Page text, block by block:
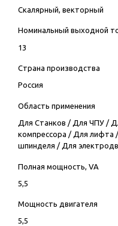
Скалярный, векторный
Номинальный выходной
13
Страна производства
Россия
Область применения
Для Станков / Для ЧПУ/
компрессора / Для лифта /
шпинделя / Для
Полная мощность, VA
5,5
Мощность двигателя
5,5